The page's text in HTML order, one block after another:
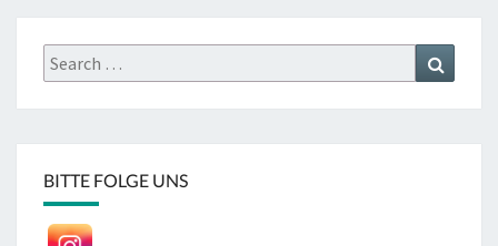
Search
for:
BITTE FOLGE UNS